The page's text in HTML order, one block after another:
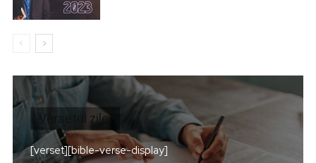
Versetul zilei
[verset][bible-verse-display]